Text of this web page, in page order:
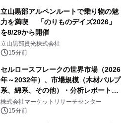
立山黒部アルペンルートで乗り物の魅
力を満喫 「のりものデイズ2026」
を8/29から開催
立山黒部貫光株式会社
15分前
セルロースフレークの世界市場（2026
年～2032年）、市場規模（木材パルプ
系、綿系、その他）・分析レポートを
発表
株式会社マーケットリサーチセンター
15分前